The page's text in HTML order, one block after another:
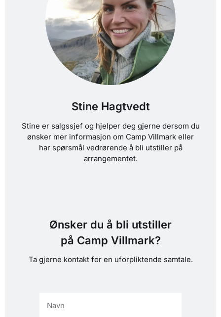
Stine Hagtvedt
Stine er salgssjef og hjelper deg gjerne dersom du
ønsker mer informasjon om Camp Villmark eller
har spørsmål vedrørende å bli utstiller på
arrangementet.
Ønsker du å bli utstiller
på Camp Villmark?
Ta gjerne kontakt for en uforpliktende samtale.